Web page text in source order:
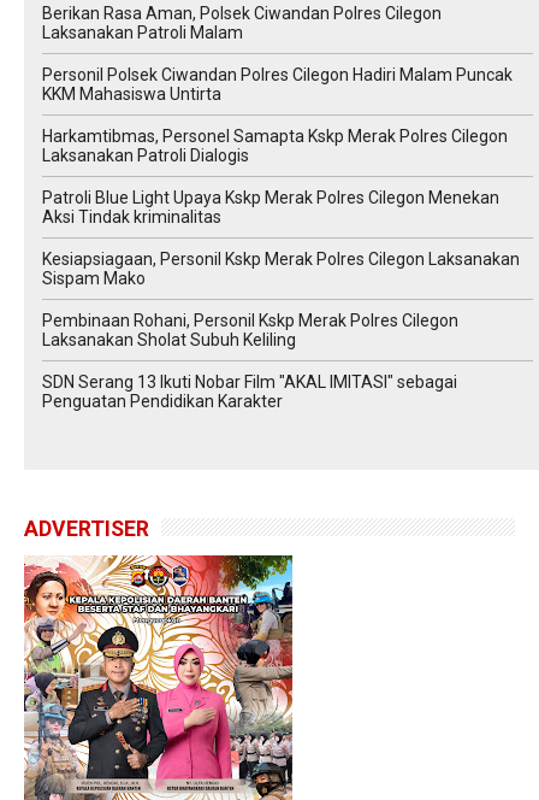
Berikan Rasa Aman, Polsek Ciwandan Polres Cilegon
Laksanakan Patroli Malam
Personil Polsek Ciwandan Polres Cilegon Hadiri Malam Puncak
KKM Mahasiswa Untirta
Harkamtibmas, Personel Samapta Kskp Merak Polres Cilegon
Laksanakan Patroli Dialogis
Patroli Blue Light Upaya Kskp Merak Polres Cilegon Menekan
Aksi Tindak kriminalitas
Kesiapsiagaan, Personil Kskp Merak Polres Cilegon Laksanakan
Sispam Mako
Pembinaan Rohani, Personil Kskp Merak Polres Cilegon
Laksanakan Sholat Subuh Keliling
SDN Serang 13 Ikuti Nobar Film "AKAL IMITASI" sebagai
Penguatan Pendidikan Karakter
ADVERTISER